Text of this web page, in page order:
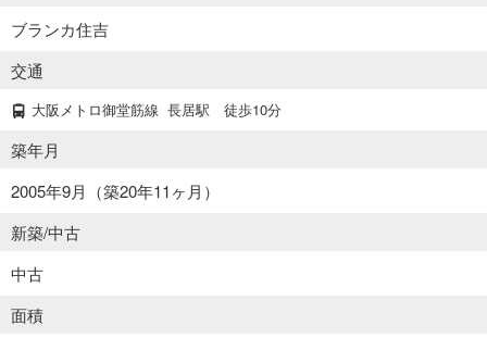
ブランカ住吉
交通
大阪メトロ御堂筋線 長居駅 徒歩10分
築年月
2005年9月（築20年11ヶ月）
新築/中古
中古
面積